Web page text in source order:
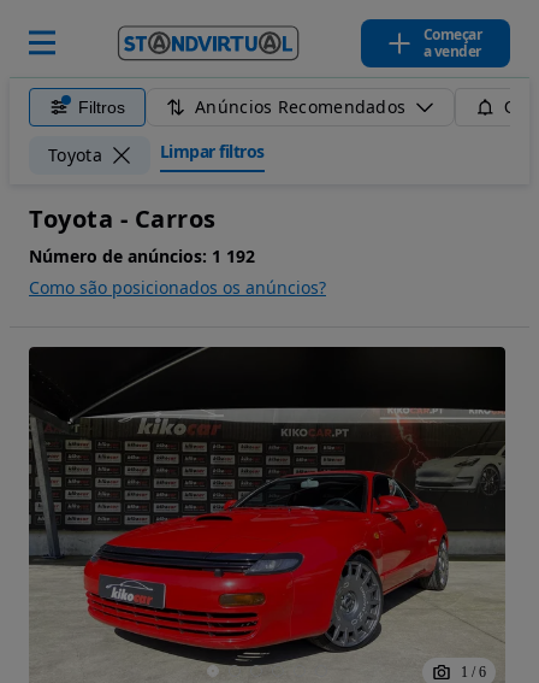
Começar
a vender
Filtros Anúncios Recomendados
Toyota Limpar filtros
Toyota - Carros
Número de anúncios: 1 192
Como são posicionados os anúncios?
1 / 6